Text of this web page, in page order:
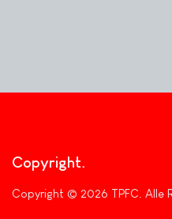
Copyright
Copyright © 2026 TPFC. Alle